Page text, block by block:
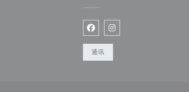
Facebook ((在新窗口中打开))
Instagram ((在新窗口
通讯